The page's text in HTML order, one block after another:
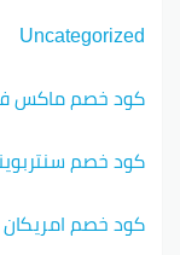
اتش اند أم تقبل
وهذا يساعد على
المكافآت من
Uncategorized
كود خصم ماكس
كود خصم
كود خصم امريكان